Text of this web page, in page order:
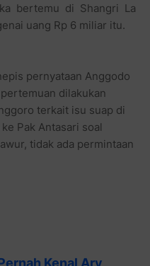
dilakukan
terkait isu suap di